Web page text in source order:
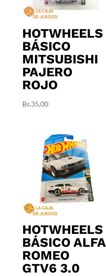
HOTWHEELS
BÁSICO
MITSUBISHI
PAJERO
ROJO
Bs.35,00
HOTWHEELS
BÁSICO ALFA
ROMEO
GTV6 3.0